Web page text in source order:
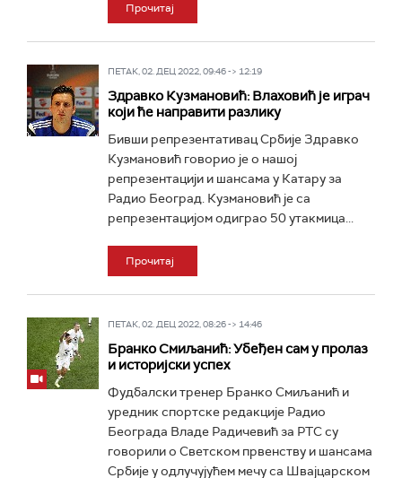
Прочитај
ПЕТАК, 02. ДЕЦ 2022, 09:46 -> 12:19
Здравко Кузмановић: Влаховић је играч
који ће направити разлику
Бивши репрезентативац Србије Здравко
Кузмановић говорио је о нашој
репрезентацији и шансама у Катару за
Радио Београд. Кузмановић је са
репрезентацијом одиграо 50 утакмица...
Прочитај
ПЕТАК, 02. ДЕЦ 2022, 08:26 -> 14:46
Бранко Смиљанић: Убеђен сам у пролаз
и историјски успех
Фудбалски тренер Бранко Смиљанић и
уредник спортске редакције Радио
Београда Владе Радичевић за РТС су
говорили о Светском првенству и шансама
Србије у одлучујућем мечу са Швајцарском